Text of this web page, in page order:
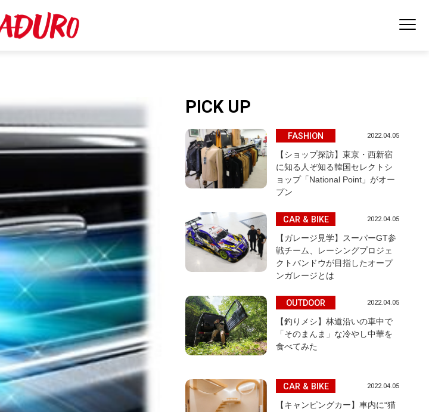
PICK UP
FASHION 2022.04.05
【ショップ探訪】東京・西新宿
に知る人ぞ知る韓国セレクトシ
ョップ「National Point」がオー
プン
CAR & BIKE 2022.04.05
【ガレージ見学】スーパーGT参
戦チーム、レーシングプロジェ
クトバンドウが目指したオープ
ンガレージとは
OUTDOOR 2022.04.05
【釣りメシ】林道沿いの車中で
「そのまんま」な冷やし中華を
食べてみた
CAR & BIKE 2022.04.05
【キャンピングカー】車内に“猫